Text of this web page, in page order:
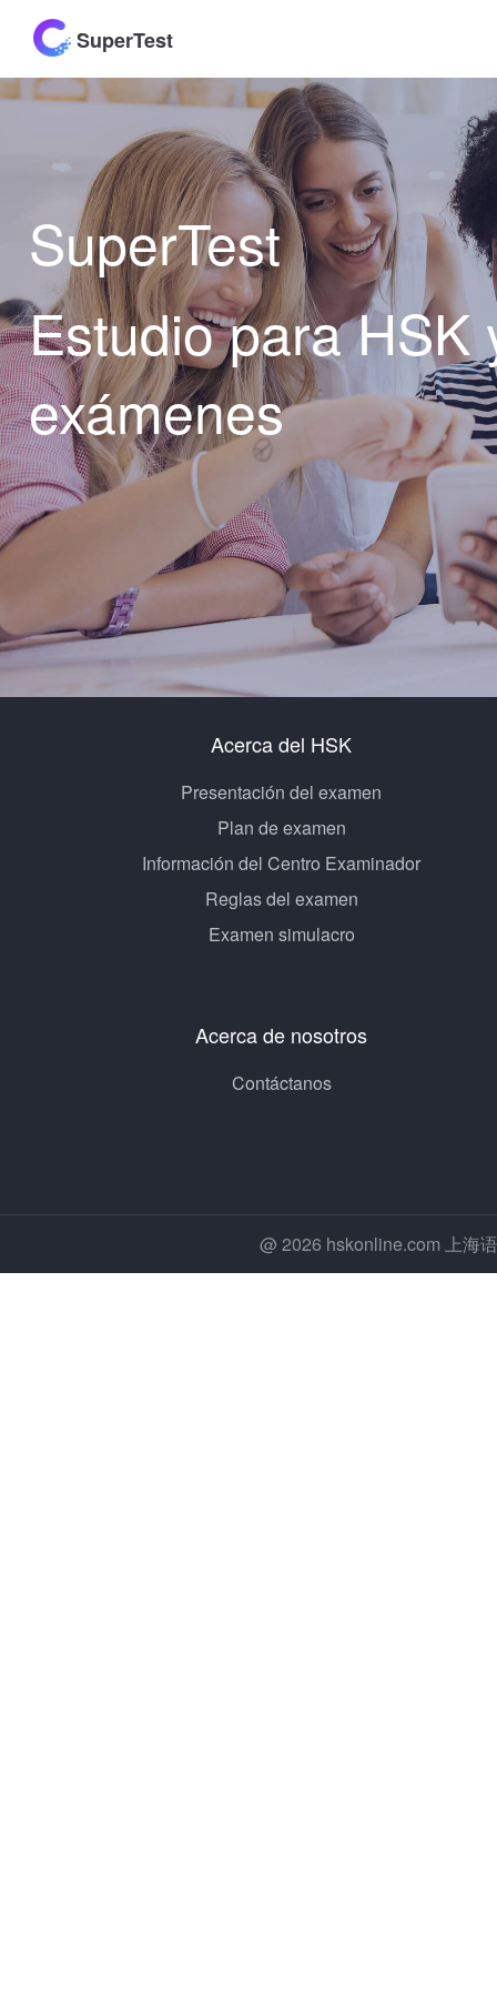
SuperTest
SuperTest
Estudio para HSK
exámenes
Acerca del HSK
Presentación del examen
Plan de examen
Información del Centro Examinador
Reglas del examen
Examen simulacro
Acerca de nosotros
Contáctanos
@ 2026 hskonline.com 上海